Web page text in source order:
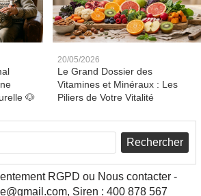
🐶
20/05/2026
Le Grand Dossier des
Vitamines et Minéraux : Les
Piliers de Votre Vitalité
Rechercher
RGPD ou Nous contacter -
Siren : 400 878 567